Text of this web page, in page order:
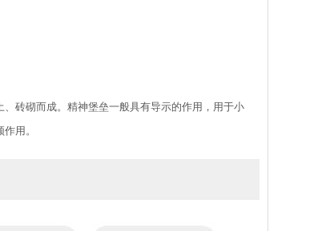
砖砌而成。精神堡垒一般具有导示的作用，用于小
用。